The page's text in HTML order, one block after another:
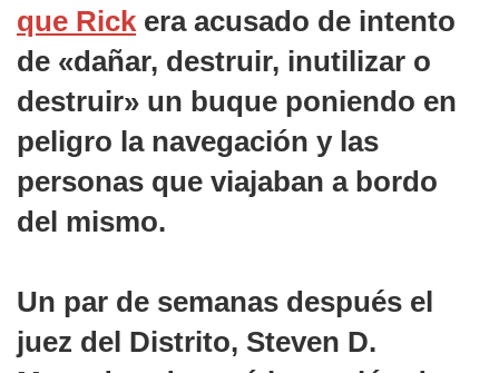
que Rick era acusado de intento
de «dañar, destruir, inutilizar o
destruir» un buque poniendo en
peligro la navegación y las
personas que viajaban a bordo
del mismo.
Un par de semanas después el
juez del Distrito, Steven D.